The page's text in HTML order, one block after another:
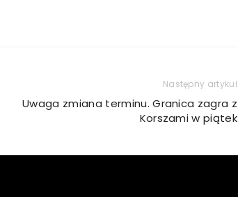
Następny artykuł
Uwaga zmiana terminu. Granica zagra z
Korszami w piątek